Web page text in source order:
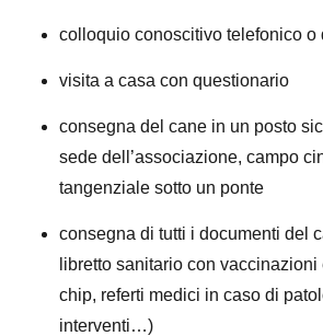
colloquio conoscitivo telefonico o
visita a casa con questionario
consegna del cane in un posto
sede dell’associazione, campo
tangenziale sotto un ponte
consegna di tutti i documenti del
libretto sanitario con vaccinazioni
chip, referti medici in caso di
interventi…)